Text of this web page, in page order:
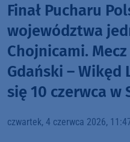
Finał Pucharu
województwa
Chojnicami.
Gdański – Wikęd
się 10 czerwca w
czwartek, 4 czerwca 2026,